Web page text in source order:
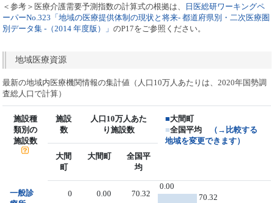
＜参考＞医療介護需要予測指数の計算式の根拠は、
日医総研ワーキングペ
ーパーNo.323「地域の医療提供体制の現状と将来- 都道府県別・二次医療圏
別データ集 -（2014 年度版）」のP17をご参照ください。
地域医療資源
最新の地域内医療機関情報の集計値（人口10万人あたりは、2020年国勢調
査総人口で計算）
施設種
類別の
施設数
施設
数
人口10万人あた
り施設数
■大間町
■全国平均
（→比較する
地域を変更できます）
大間
町
大間町
全国平
均
一般診
0 0.00 70.32
0.00
70.32